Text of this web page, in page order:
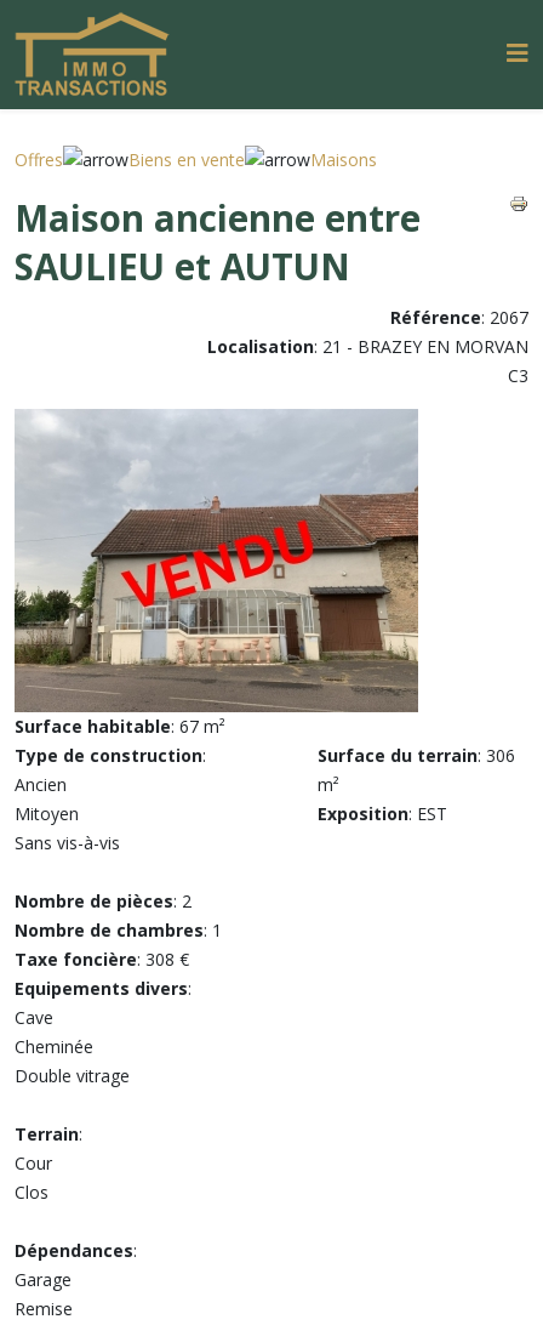
Offres Biens en vente Maisons
Maison ancienne entre
SAULIEU et AUTUN
Référence: 2067
Localisation: 21 - BRAZEY EN MORVAN
C3
Surface habitable: 67 m²
Type de construction:
Ancien
Mitoyen
Sans vis-à-vis
Nombre de pièces: 2
Nombre de chambres: 1
Taxe foncière: 308 €
Equipements divers:
Cave
Cheminée
Double vitrage
Surface du terrain: 306
m²
Terrain:
Cour
Clos
Dépendances:
Garage
Remise
Exposition: EST